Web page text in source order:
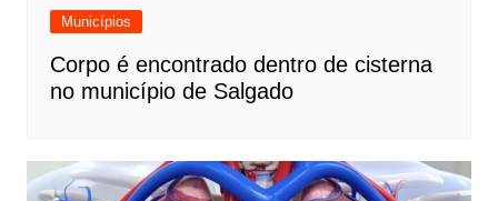
Municípios
Corpo é encontrado dentro de cisterna
no município de Salgado